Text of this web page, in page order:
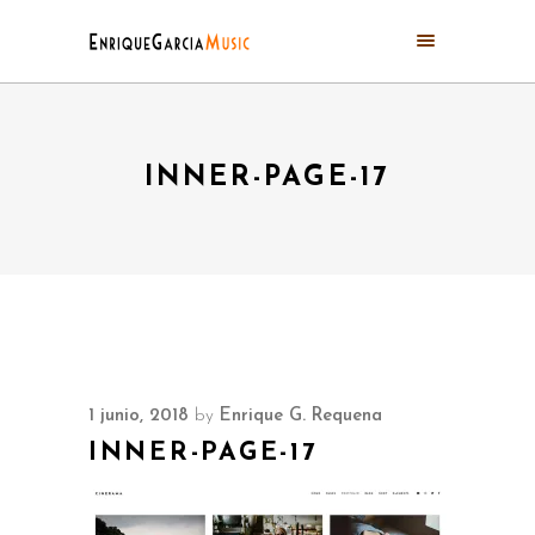
INNER-PAGE-17
1 junio, 2018 by Enrique G. Requena
INNER-PAGE-17